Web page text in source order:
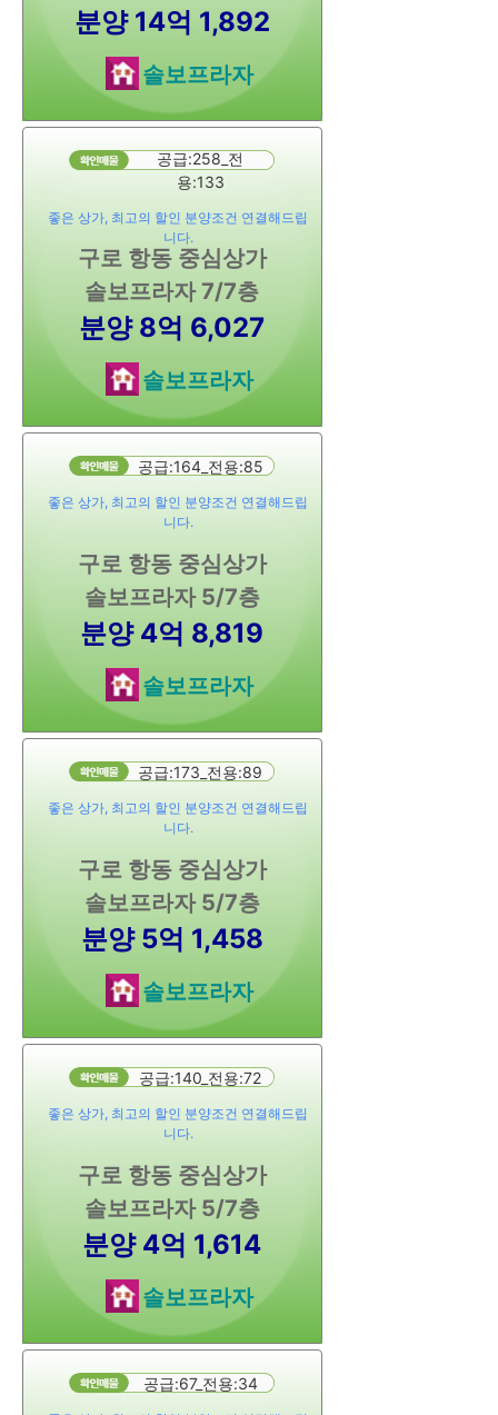
분양 14억 1,892
솔보프라자
구로 항동 중심상가
솔보프라자 7/7층
분양 8억 6,027
솔보프라자
공급:258_전
용:133
좋은 상가, 최고의 할인 분양조건 연결해드립
니다.
구로 항동 중심상가
솔보프라자 5/7층
분양 4억 8,819
솔보프라자
공급:164_전용:85
좋은 상가, 최고의 할인 분양조건 연결해드립
니다.
구로 항동 중심상가
솔보프라자 5/7층
분양 5억 1,458
솔보프라자
공급:173_전용:89
좋은 상가, 최고의 할인 분양조건 연결해드립
니다.
구로 항동 중심상가
솔보프라자 5/7층
분양 4억 1,614
솔보프라자
공급:140_전용:72
좋은 상가, 최고의 할인 분양조건 연결해드립
니다.
공급:67_전용:34